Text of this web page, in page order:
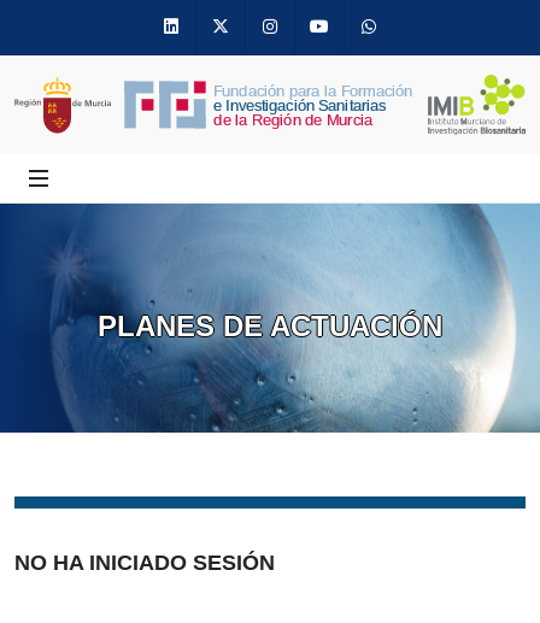
Linkedin Twitter InstagramYoutube
PLANES DE ACTUACIÓN
NO HA INICIADO SESIÓN